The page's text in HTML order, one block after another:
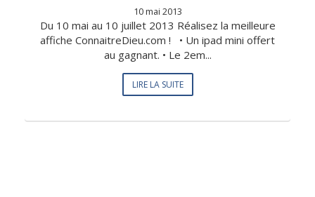
10 mai 2013
Du 10 mai au 10 juillet 2013 Réalisez la meilleure
affiche ConnaitreDieu.com ! • Un ipad mini offert
au gagnant. • Le 2em...
LIRE LA SUITE